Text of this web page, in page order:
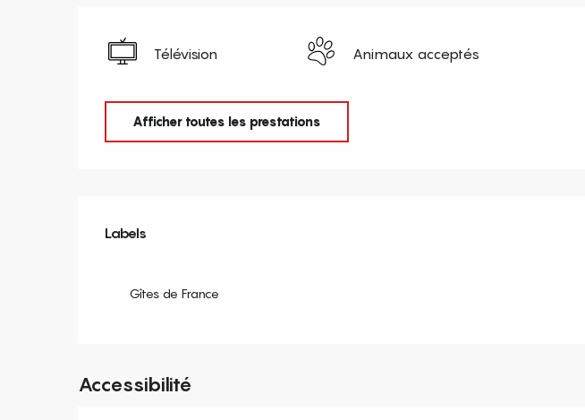
Télévision Animaux acceptés
Afficher toutes les prestations
Offres de prestations
Labels
Labels
Gîtes de France
Accessibilité